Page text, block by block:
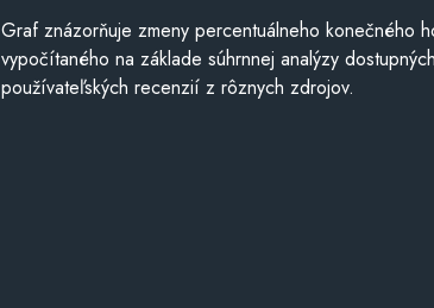
Graf znázorňuje zmeny percentuálneho konečného
vypočítaného na základe súhrnnej analýzy dostupných
používateľských recenzií z rôznych zdrojov.